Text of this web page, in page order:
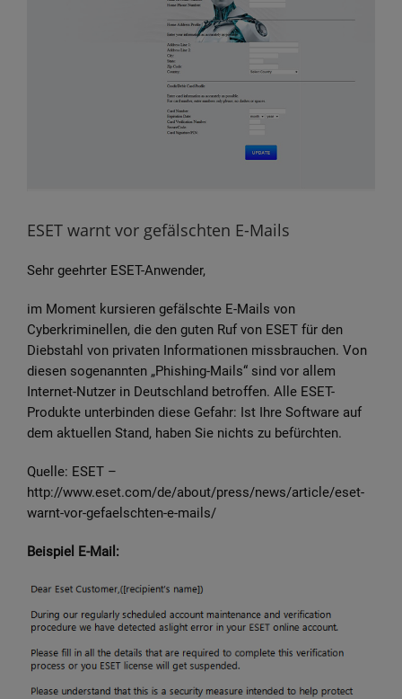
ESET warnt vor gefälschten E-Mails
Sehr geehrter ESET-Anwender,
im Moment kursieren gefälschte E-Mails von
Cyberkriminellen, die den guten Ruf von ESET für den
Diebstahl von privaten Informationen missbrauchen. Von
diesen sogenannten „Phishing-Mails“ sind vor allem
Internet-Nutzer in Deutschland betroffen. Alle ESET-
Produkte unterbinden diese Gefahr: Ist Ihre Software auf
dem aktuellen Stand, haben Sie nichts zu befürchten.
Quelle: ESET –
http://www.eset.com/de/about/press/news/article/eset-
warnt-vor-gefaelschten-e-mails/
Beispiel E-Mail: